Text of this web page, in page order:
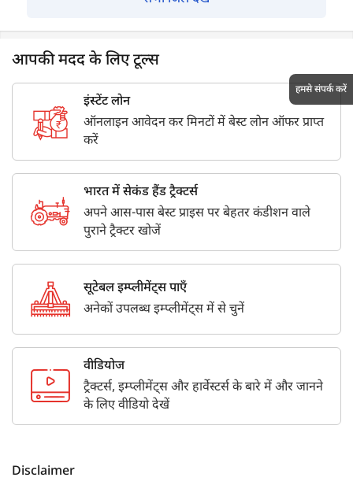
आपकी मदद के लिए टूल्स
इंस्टेंट लोन
ऑनलाइन आवेदन कर मिनटों में बेस्ट लोन ऑफर प्राप्त
करें
भारत में सेकंड हैंड ट्रैक्टर्स
अपने आस-पास बेस्ट प्राइस पर बेहतर कंडीशन वाले
पुराने ट्रैक्टर खोजें
सूटेबल इम्प्लीमेंट्स पाएँ
अनेकों उपलब्ध इम्प्लीमेंट्स में से चुनें
वीडियोज
ट्रैक्टर्स, इम्प्लीमेंट्स और हार्वेस्टर्स के बारे में और जानने
के लिए वीडियो देखें
Disclaimer
हमसे संपर्क करें